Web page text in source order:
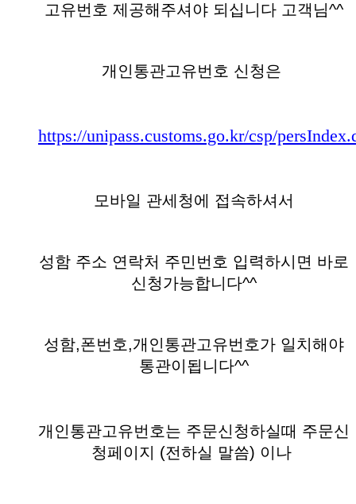
고유번호 제공해주셔야 되십니다 고객님^^
개인통관고유번호 신청은
https://unipass.customs.go.kr/csp/
모바일 관세청에 접속하셔서
성함 주소 연락처 주민번호 입력하시면 바로
신청가능합니다^^
성함,폰번호,개인통관고유번호가 일치해야
통관이됩니다^^
개인통관고유번호는 주문신청하실때 주문신
청페이지 (전하실 말씀) 이나